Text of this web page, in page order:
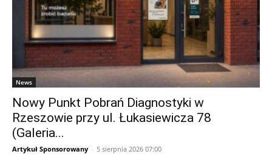
News
Nowy Punkt Pobrań Diagnostyki w
Rzeszowie przy ul. Łukasiewicza 78
(Galeria...
Artykuł Sponsorowany - 5 sierpnia 2026 07:00